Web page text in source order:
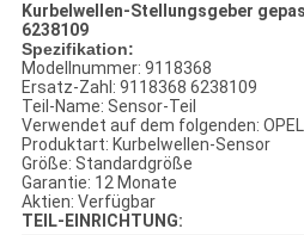
Kurbelwellen-Stellungsgeber
6238109
Spezifikation:
Modellnummer: 9118368
Ersatz-Zahl: 9118368 6238109
Teil-Name: Sensor-Teil
Verwendet auf dem folgenden: OPEL
Produktart: Kurbelwellen-Sensor
Größe: Standardgröße
Garantie: 12 Monate
Aktien: Verfügbar
TEIL-EINRICHTUNG: